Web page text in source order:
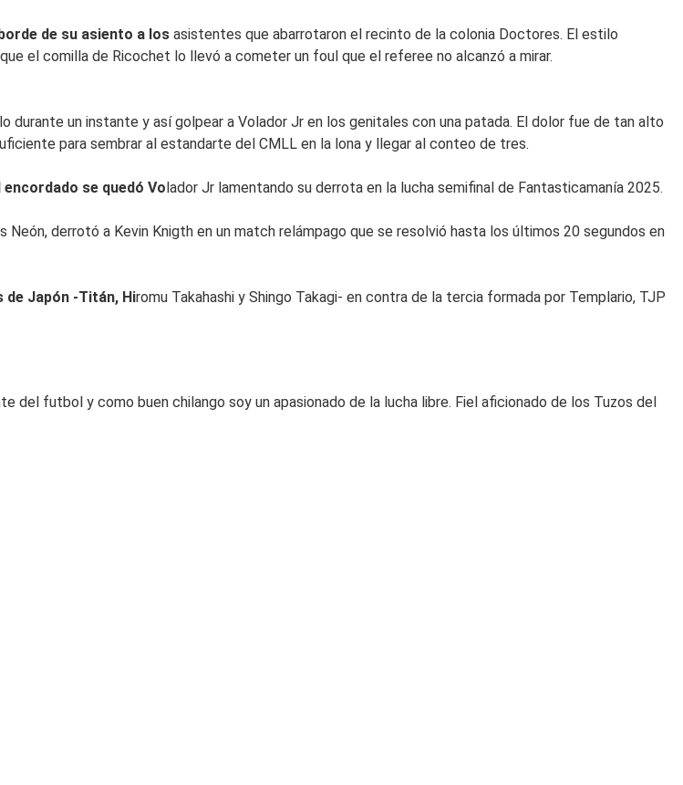
de su asiento a los asistentes que abarrotaron el recinto de la colonia Doctores. El estilo
el comilla de Ricochet lo llevó a cometer un foul que el referee no alcanzó a mirar.
durante un instante y así golpear a Volador Jr en los genitales con una patada. El dolor fue de tan alto
para sembrar al estandarte del CMLL en la lona y llegar al conteo de tres.
se quedó Volador Jr lamentando su derrota en la lucha semifinal de Fantasticamanía 2025.
Neón, derrotó a Kevin Knigth en un match relámpago que se resolvió hasta los últimos 20 segundos en
de Japón -Titán, Hiromu Takahashi y Shingo Takagi- en contra de la tercia formada por Templario, TJP
del futbol y como buen chilango soy un apasionado de la lucha libre. Fiel aficionado de los Tuzos del